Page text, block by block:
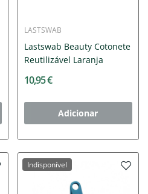
LASTSWAB
Lastswab Beauty Cotonete
Reutilizável Laranja
10,95 €
Adicionar
Indisponível